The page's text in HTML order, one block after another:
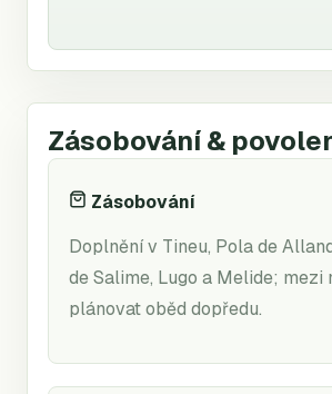
Zásobování &
Zásobování
Doplnění v Tineu, Pola de
de Salime, Lugo a Melide; mezi
plánovat oběd dopředu.